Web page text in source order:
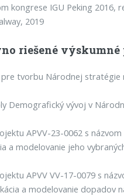
kongrese IGU Peking 2016,
2019
riešené
tvorbu Národnej
Demografický vývoj v
APVV-23-0062 s
a modelovanie jeho
APVV VV-17-0079 s
a modelovanie dopadov